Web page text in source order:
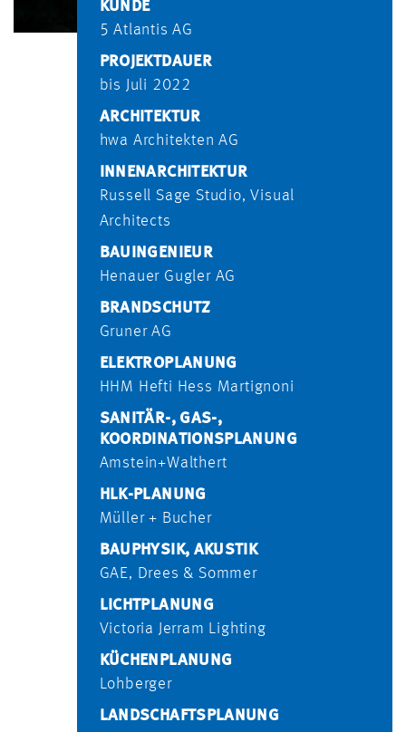
KUNDE
5 Atlantis AG
PROJEKTDAUER
bis Juli 2022
ARCHITEKTUR
hwa Architekten AG
INNENARCHITEKTUR
Russell Sage Studio, Visual
Architects
BAUINGENIEUR
Henauer Gugler AG
BRANDSCHUTZ
Gruner AG
ELEKTROPLANUNG
HHM Hefti Hess Martignoni
SANITÄR-, GAS-,
KOORDINATIONSPLANUNG
Amstein+Walthert
HLK-PLANUNG
Müller + Bucher
BAUPHYSIK, AKUSTIK
GAE, Drees & Sommer
LICHTPLANUNG
Victoria Jerram Lighting
KÜCHENPLANUNG
Lohberger
LANDSCHAFTSPLANUNG